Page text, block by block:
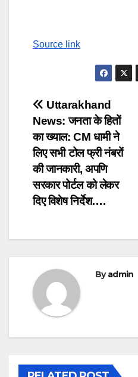
Source link
Post
navigation
Uttarakhand
News: जनता के हितों
का ख्याल: CM धामी ने
लिए सभी टोल फ्री नंबरों
की जानकारी, अपणि
सरकार पोर्टल को लेकर
दिए विशेष निर्देश….
Byadmin